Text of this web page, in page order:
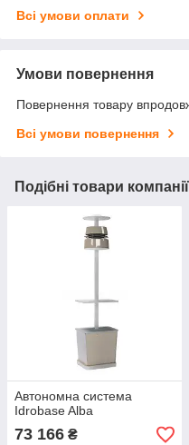
Всі умови оплати
Умови повернення
Повернення товару
Всі умови повернення
Подібні товари компанії
Автономна система
Idrobase Alba
73 166 ₴